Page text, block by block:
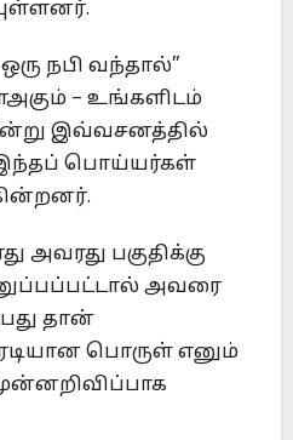
நபி வந்தால்”
– உங்களிடம்
இவ்வசனத்தில்
பொய்யர்கள்
அவரது பகுதிக்கு
அவரை
தான்
பொருள் எனும்